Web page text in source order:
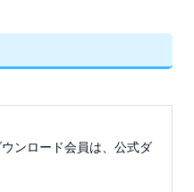
ンロード会員は、公式ダ